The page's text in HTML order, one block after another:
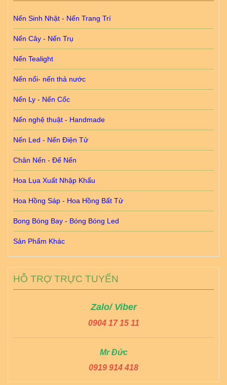
Nến Sinh Nhật - Nến Trang Trí
Nến Cây - Nến Trụ
Nến Tealight
Nến nổi- nến thả nước
Nến Ly - Nến Cốc
Nến nghệ thuật - Handmade
Nến Led - Nến Điện Tử
Chân Nến - Đế Nến
Hoa Lụa Xuất Nhập Khẩu
Hoa Hồng Sáp - Hoa Hồng Bất Tử
Bong Bóng Bay - Bóng Bóng Led
Sản Phẩm Khác
HỖ TRỢ TRỰC TUYẾN
Zalo/ Viber
0904 17 15 11
Mr Đức
0919 914 418